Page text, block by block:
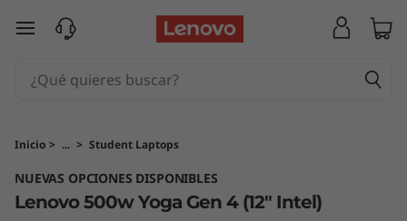
o
v
Ir al contenido principal
Inicio > ... > Student Laptops
NUEVAS OPCIONES DISPONIBLES
Lenovo 500w Yoga Gen 4 (12" Intel)